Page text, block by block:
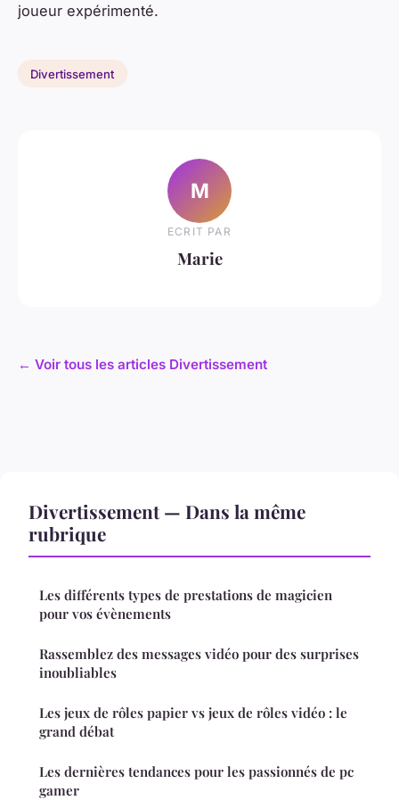
joueur expérimenté.
Divertissement
M
ECRIT PAR
Marie
← Voir tous les articles Divertissement
Divertissement — Dans la même
rubrique
Les différents types de prestations de magicien
pour vos évènements
Rassemblez des messages vidéo pour des surprises
inoubliables
Les jeux de rôles papier vs jeux de rôles vidéo : le
grand débat
Les dernières tendances pour les passionnés de pc
gamer